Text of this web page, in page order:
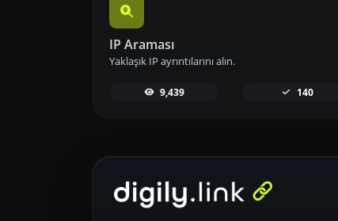
IP Araması
Yaklaşık IP ayrıntılarını alın.
9,439 140